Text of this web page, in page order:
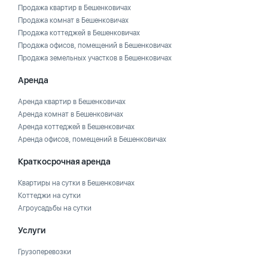
Продажа квартир в Бешенковичах
Продажа комнат в Бешенковичах
Продажа коттеджей в Бешенковичах
Продажа офисов, помещений в Бешенковичах
Продажа земельных участков в Бешенковичах
Аренда
Аренда квартир в Бешенковичах
Аренда комнат в Бешенковичах
Аренда коттеджей в Бешенковичах
Аренда офисов, помещений в Бешенковичах
Краткосрочная аренда
Квартиры на сутки в Бешенковичах
Коттеджи на сутки
Агроусадьбы на сутки
Услуги
Грузоперевозки